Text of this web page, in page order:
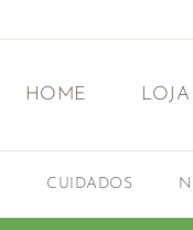
HOME LOJA
CUIDADOS